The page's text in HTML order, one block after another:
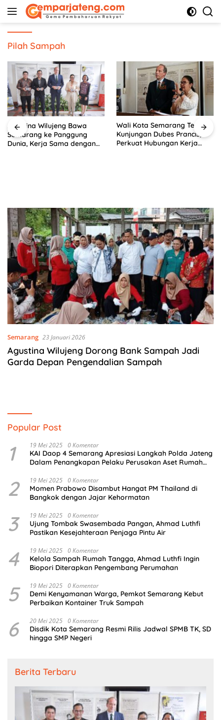
Langsung
Pilah Sampah
Agustina Wilujeng Bawa
Semarang ke Panggung
Dunia, Kerja Sama dengan
Wali Kota Semarang Terima
Kunjungan Dubes Prancis,
Perkuat Hubungan Kerja
Semarang 23 Januari 2026
Agustina Wilujeng Dorong Bank Sampah Jadi
Garda Depan Pengendalian Sampah
Popular Post
1 19 Mei 2025 0 Komentar
KAI Daop 4 Semarang Apresiasi Langkah Polda Jateng
Dalam Penangkapan Pelaku Perusakan Aset Rumah
2 19 Mei 2025 0 Komentar
Momen Prabowo Disambut Hangat PM Thailand di
Bangkok dengan Jajar Kehormatan
3 19 Mei 2025 0 Komentar
Ujung Tombak Swasembada Pangan, Ahmad Luthfi
Pastikan Kesejahteraan Penjaga Pintu Air
4 19 Mei 2025 0 Komentar
Kelola Sampah Rumah Tangga, Ahmad Luthfi Ingin
Biopori Diterapkan Pengembang Perumahan
5 19 Mei 2025 0 Komentar
Demi Kenyamanan Warga, Pemkot Semarang Kebut
Perbaikan Kontainer Truk Sampah
6 20 Mei 2025 0 Komentar
Disdik Kota Semarang Resmi Rilis Jadwal SPMB TK, SD
hingga SMP Negeri
Berita Terbaru